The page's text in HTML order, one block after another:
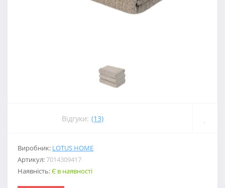
Відгуки: (13)
Виробник: LOTUS HOME
Артикул:7014309417
Наявність:Є в наявності